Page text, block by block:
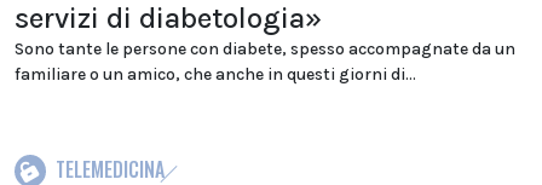
servizi di diabetologia»
Sono tante le persone con diabete, spesso accompagnate da un
familiare o un amico, che anche in questi giorni di...
TELEMEDICINA